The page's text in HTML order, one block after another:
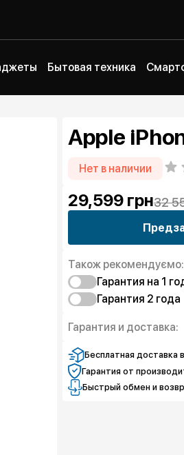
Бытовая техника
Apple
Нет в наличии
29,599 грн32
Також рекомендуємо:
Гарантия на 1
Защита от
Полная защита
Гарантия 2 года
Защита экрана
Полная
Гарантия и доставка:
Бесплатная доставка
Гарантия от
Быстрый обмен и